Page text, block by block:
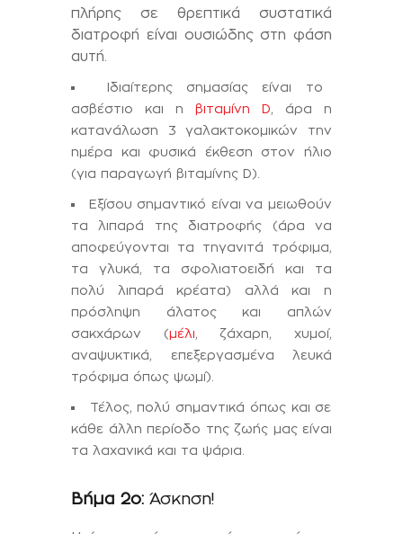
πλήρης σε θρεπτικά συστατικά
διατροφή είναι ουσιώδης στη φάση
αυτή.
Ιδιαίτερης σημασίας είναι το
ασβέστιο και η βιταμίνη D , άρα η
κατανάλωση 3 γαλακτοκομικών την
ημέρα και φυσικά έκθεση στον ήλιο
(για παραγωγή βιταμίνης D).
Εξίσου σημαντικό είναι να μειωθούν
τα λιπαρά της διατροφής (άρα να
αποφεύγονται τα τηγανιτά τρόφιμα,
τα γλυκά, τα σφολιατοειδή και τα
πολύ λιπαρά κρέατα) αλλά και η
πρόσληψη άλατος και απλών
σακχάρων (μέλι , ζάχαρη, χυμοί,
αναψυκτικά, επεξεργασμένα λευκά
τρόφιμα όπως ψωμί).
Τέλος, πολύ σημαντικά όπως και σε
κάθε άλλη περίοδο της ζωής μας είναι
τα λαχανικά και τα ψάρια.
Βήμα 2ο: Άσκηση!